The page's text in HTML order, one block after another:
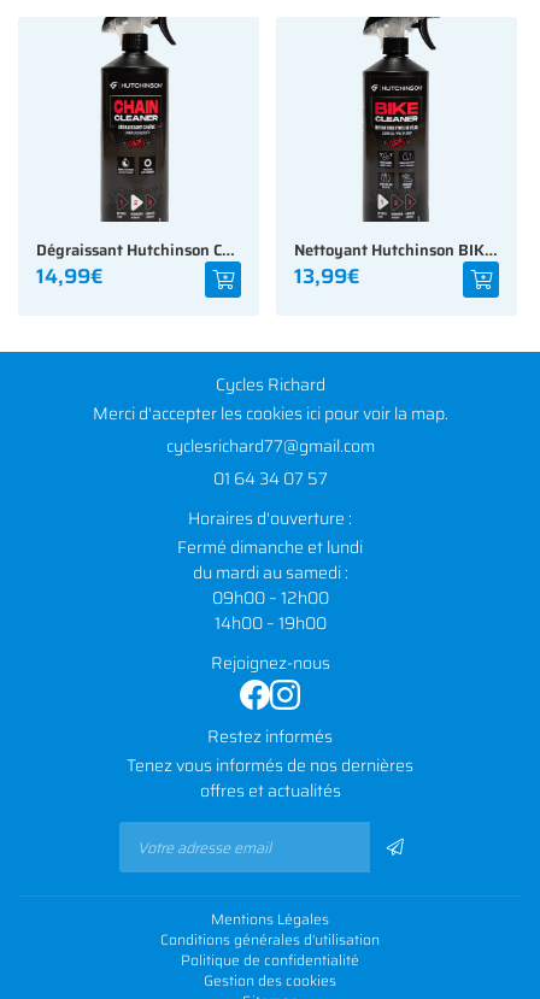
Dégraissant Hutchinson CHAIN CLEANER
14,99€
Nettoyant Hutchinson BIKE CLEANER
13,99€
Cycles Richard
Merci d'accepter les cookiesicipour voir la map.
01 64 34 07 57
Horaires d'ouverture :
Fermé dimanche et lundi
du mardi au samedi :
09h00 – 12h00
14h00 – 19h00
Rejoignez-nous
Restez informés
Tenez vous informés de nos dernières
offres et actualités
Mentions Légales
Conditions générales d'utilisation
Politique de confidentialité
Gestion des cookies